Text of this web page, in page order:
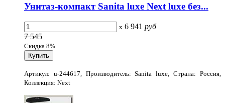
Унитаз-компакт Sanita luxe Next luxe без...
x 6 941 руб
7 545
Скидка 8%
Артикул: u-244617, Производитель: Sanita luxe, Страна: Россия,
Коллекция: Next